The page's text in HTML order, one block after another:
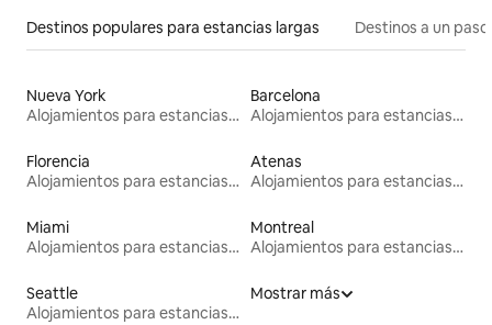
Destinos populares para estancias largas Destinos a un
Nueva York
Alojamientos para estancias largas
Barcelona
Alojamientos para estancias largas
Florencia
Alojamientos para estancias largas
Atenas
Alojamientos para estancias largas
Miami
Alojamientos para estancias largas
Montreal
Alojamientos para estancias largas
Seattle
Alojamientos para estancias largas
Mostrar más